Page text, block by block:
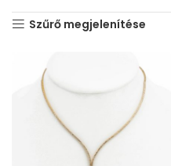
Szűrő megjelenítése